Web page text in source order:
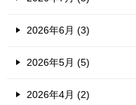
2026年6月 (3)
2026年5月 (5)
2026年4月 (2)